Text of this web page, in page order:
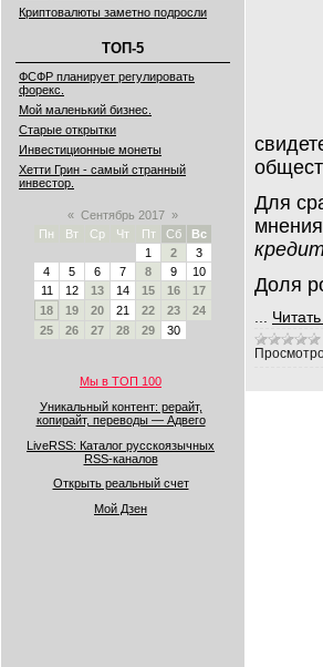
Криптовалюты заметно подросли
ТОП-5
ФСФР планирует регулировать
форекс.
Мой маленький бизнес.
Старые открытки
Инвестиционные монеты
Хетти Грин - самый странный
инвестор.
« Сентябрь 2017 »
Пн
Вт Ср Чт Пт Сб
Вс
1
2
3
4
5 6 7 8 9
10
11
12 13 14 15 16
17
18
19 20 21 22 23
24
25
26 27 28 29 30
Мы в ТОП 100
Уникальный контент: рерайт,
копирайт, переводы — Адвего
LiveRSS: Каталог русскоязычных
RSS-каналов
Открыть реальный счет
Мой Дзен
Для
Доля
...